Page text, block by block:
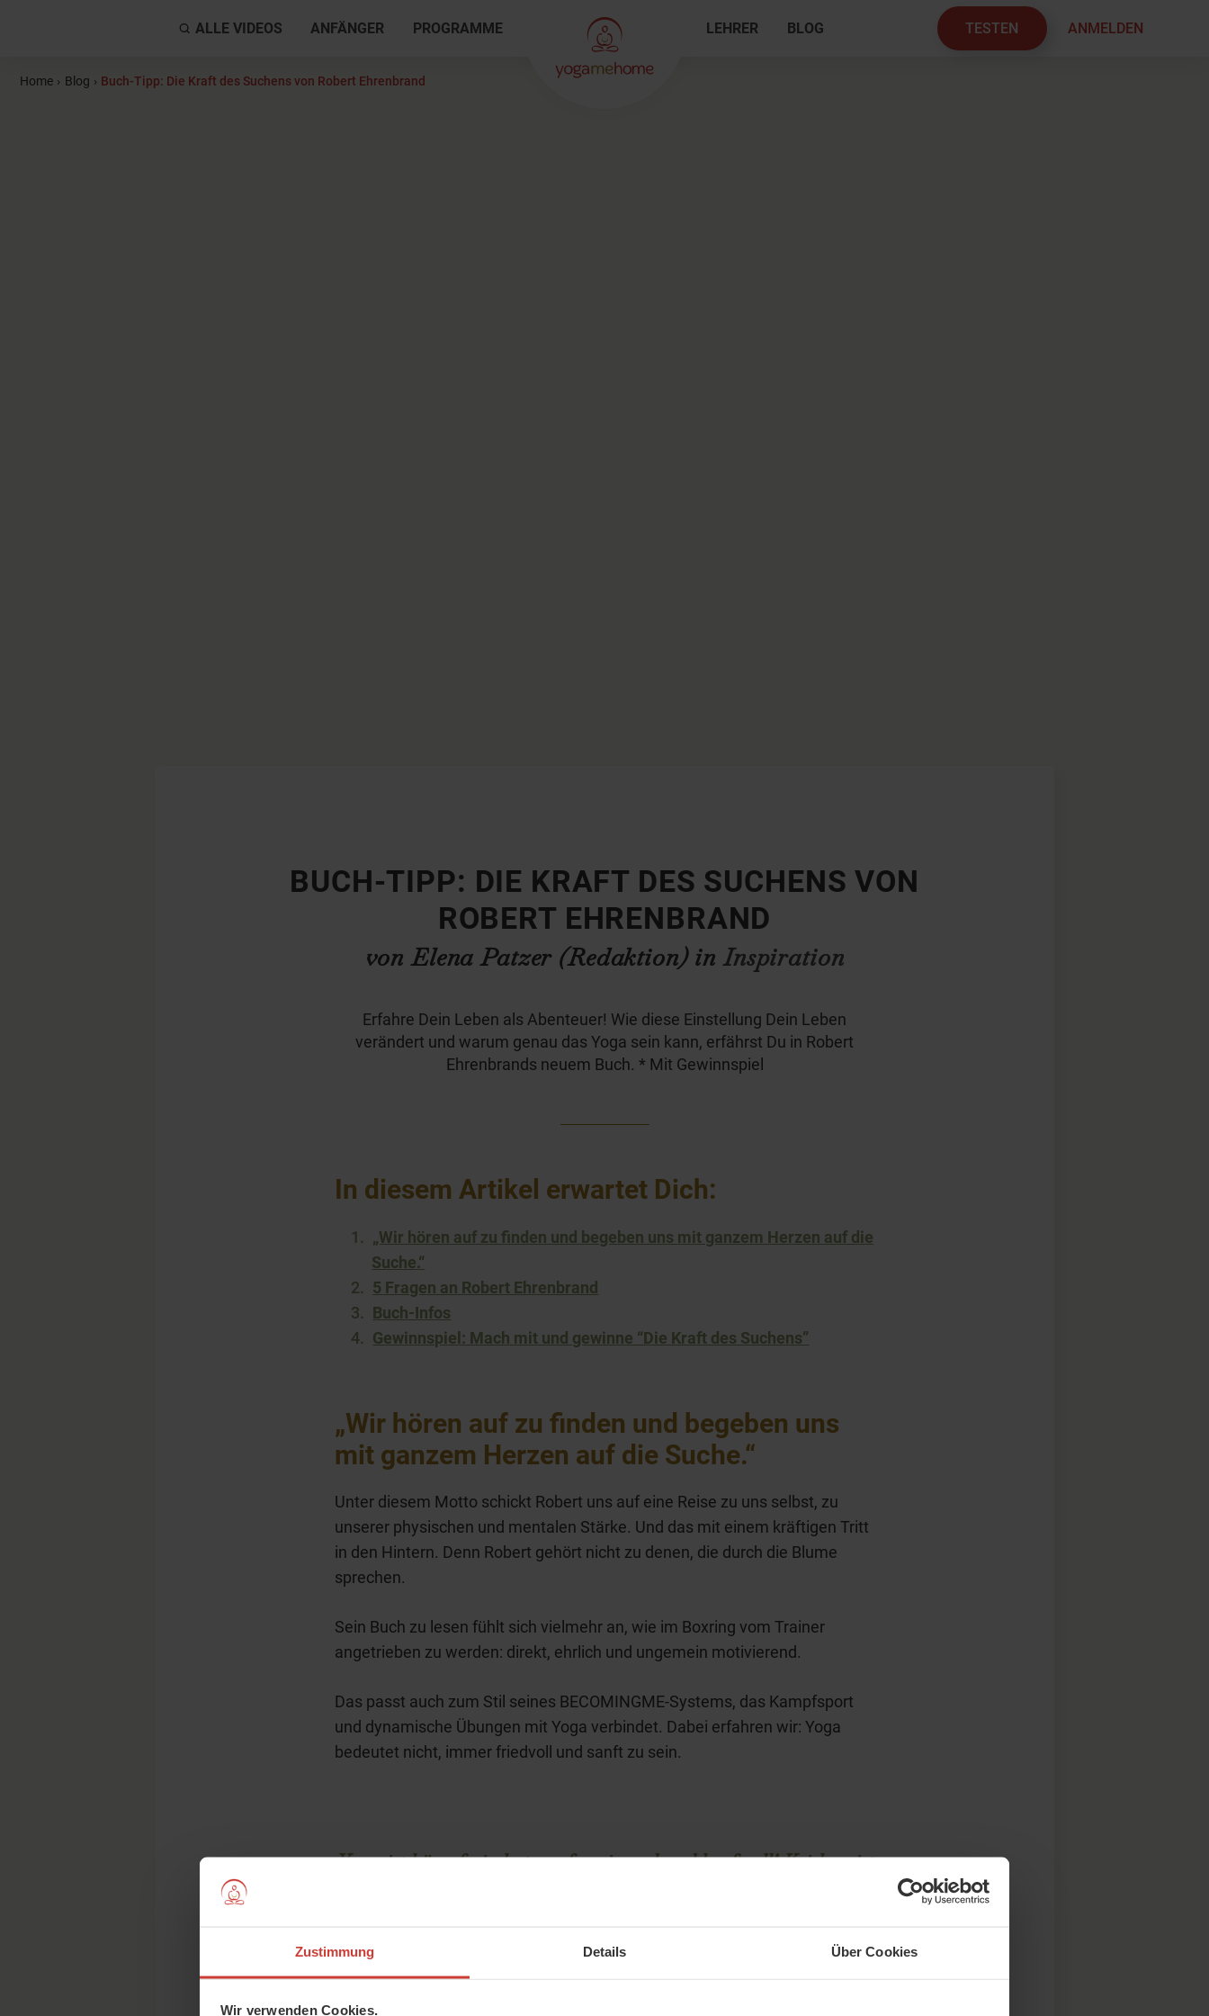
Zustimmung Details Über Cookies
Wir verwenden Cookies.
ALLE VIDEOS ANFÄNGER PROGRAMME LEHRER BLOG TESTEN ANMELDEN
Home › Blog › Buch-Tipp: Die Kraft des Suchens von Robert Ehrenbrand
BUCH-TIPP: DIE KRAFT DES SUCHENS VON
ROBERT EHRENBRAND
von Elena Patzer (Redaktion) inInspiration
Erfahre Dein Leben als Abenteuer! Wie diese Einstellung Dein Leben
verändert und warum genau das Yoga sein kann, erfährst Du in Robert
Ehrenbrands neuem Buch. * Mit Gewinnspiel
In diesem Artikel erwartet Dich:
„Wir hören auf zu finden und begeben uns mit ganzem Herzen auf die
Suche.“
5 Fragen an Robert Ehrenbrand
Buch-Infos
Gewinnspiel: Mach mit und gewinne “Die Kraft des Suchens”
„Wir hören auf zu finden und begeben uns
mit ganzem Herzen auf die Suche.“
Unter diesem Motto schickt Robert uns auf eine Reise zu uns selbst, zu
unserer physischen und mentalen Stärke. Und das mit einem kräftigen Tritt
in den Hintern. Denn Robert gehört nicht zu denen, die durch die Blume
sprechen.
Sein Buch zu lesen fühlt sich vielmehr an, wie im Boxring vom Trainer
angetrieben zu werden: direkt, ehrlich und ungemein motivierend.
Das passt auch zum Stil seines BECOMINGME-Systems, das Kampfsport
und dynamische Übungen mit Yoga verbindet. Dabei erfahren wir: Yoga
bedeutet nicht, immer friedvoll und sanft zu sein.
Yoga ist kämpferisch, transformierend und kraftvoll! Krishna ist
Diese transformierende Kraft des Yoga kannst Du direkt selbst erfahren,